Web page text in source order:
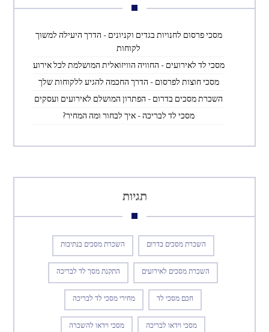
מסכי פרסום לחנויות בגדים וקניונים – הדרך היעילה למשוך
לקוחות
מסכי לד לאירועים – החוויה הוויזואלית המושלמת לכל אירוע
מסכי חוצות לפרסום – הדרך החכמה להגיע ללקוחות שלך
השכרת מסכים בדרום – הפתרון המושלם לאירועים ועסקים
מסכי לד לבריכה – איך לבחור ומה המחיר?
תגיות
השכרת מסכים בדרום השכרת מסכים בנתיבות
השכרת מסכים לאירועים התקנת מסך לד לבריכה
חכם מסכי לד מחירי מסכי לד לבריכה
מסכי וידאו לבריכה מסכי וידאו להשכרה